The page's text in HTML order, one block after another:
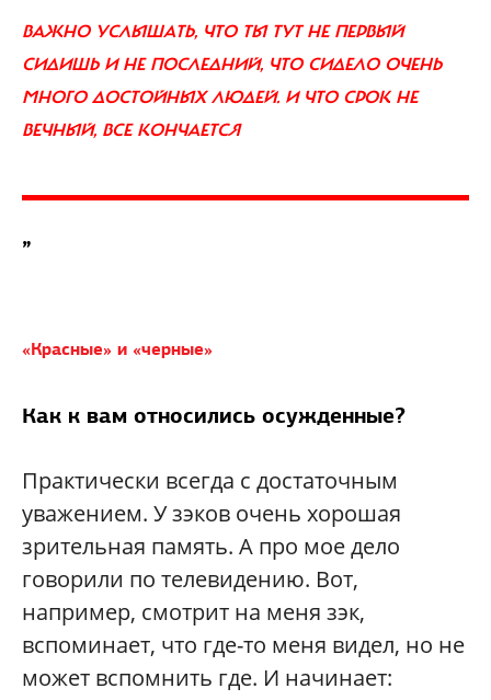
ВАЖНО УСЛЫШАТЬ, ЧТО ТЫ ТУТ НЕ ПЕРВЫЙ
СИДИШЬ И НЕ ПОСЛЕДНИЙ, ЧТО СИДЕЛО ОЧЕНЬ
МНОГО ДОСТОЙНЫХ ЛЮДЕЙ. И ЧТО СРОК НЕ
ВЕЧНЫЙ, ВСЕ КОНЧАЕТСЯ
”
«Красные» и «черные»
Как к вам относились осужденные?
Практически всегда с достаточным
уважением. У зэков очень хорошая
зрительная память. А про мое дело
говорили по телевидению. Вот,
например, смотрит на меня зэк,
вспоминает, что где-то меня видел, но не
может вспомнить где. И начинает: